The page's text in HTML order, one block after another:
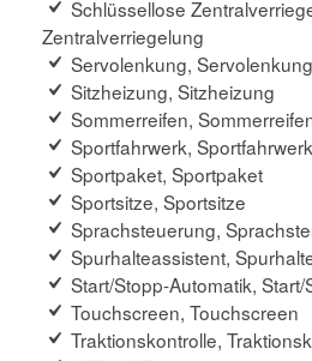
Schlüssellose
Zentralverriegelung
Servolenkung, Servolenkung
Sitzheizung, Sitzheizung
Sommerreifen,
Sportfahrwerk, Sportfahrwerk
Sportpaket, Sportpaket
Sportsitze, Sportsitze
Sprachsteuerung,
Spurhalteassistent,
Start/Stopp-Automatik,
Touchscreen, Touchscreen
Traktionskontrolle,